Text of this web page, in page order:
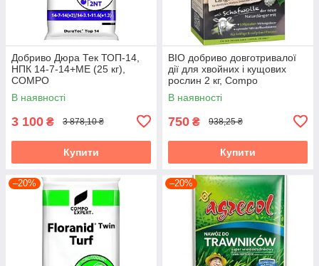
Добриво Дюра Тек ТОП-14,
НПК 14-7-14+МЕ (25 кг),
COMPO
В наявності
3 100 ₴ 3 878,10 ₴
Купити
BIO добриво довготривалої
дії для хвойних і кущових
рослин 2 кг, Compo
В наявності
750 ₴ 938,25 ₴
Купити
–20% –20%